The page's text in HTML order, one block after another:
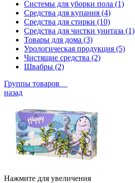
Системы для уборки пола (1)
Средства для купания (4)
Средства для стирки (10)
Средства для чистки унитаза (1)
Товары для дома (3)
Урологическая продукция (5)
Чистящие средства (2)
Швабры (2)
Группы товаров
назад
Нажмите для увеличения